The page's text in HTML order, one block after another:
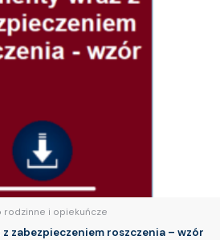
rodzinne i opiekuńcze
zabezpieczeniem roszczenia – wzór